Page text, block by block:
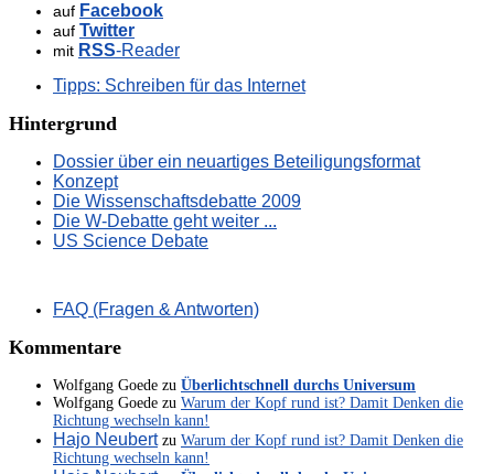
auf Facebook
auf Twitter
mit RSS-Reader
Tipps: Schreiben für das Internet
Hintergrund
Dossier über ein neuartiges Beteiligungsformat
Konzept
Die Wissenschaftsdebatte 2009
Die W-Debatte geht weiter ...
US Science Debate
FAQ (Fragen & Antworten)
Kommentare
Wolfgang Goede zu Überlichtschnell durchs Universum
Wolfgang Goede zu Warum der Kopf rund ist? Damit Denken die
Richtung wechseln kann!
Hajo Neubertzu Warum der Kopf rund ist? Damit Denken die
Richtung wechseln kann!